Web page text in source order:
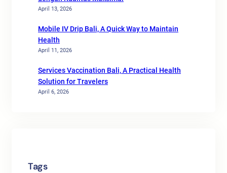
April 13, 2026
Mobile IV Drip Bali, A Quick Way to Maintain
Health
April 11, 2026
Services Vaccination Bali, A Practical Health
Solution for Travelers
April 6, 2026
Tags